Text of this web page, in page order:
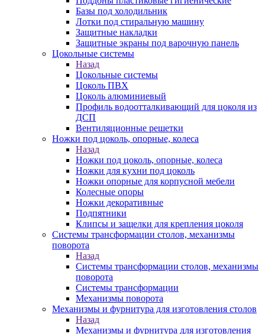
Базы под холодильник
Лотки под стиральную машину
Защитные накладки
Защитные экраны под варочную панель
Цокольные системы
Назад
Цокольные системы
Цоколь ПВХ
Цоколь алюминиевый
Профиль водоотталкивающий для цоколя из
ДСП
Вентиляционные решетки
Ножки под цоколь, опорные, колеса
Назад
Ножки под цоколь, опорные, колеса
Ножки для кухни под цоколь
Ножки опорные для корпусной мебели
Колесные опоры
Ножки декоративные
Подпятники
Клипсы и защелки для крепления цоколя
Системы трансформации столов, механизмы
поворота
Назад
Системы трансформации столов, механизмы
поворота
Системы трансформации
Механизмы поворота
Механизмы и фурнитура для изготовления столов
Назад
Механизмы и фурнитура для изготовления